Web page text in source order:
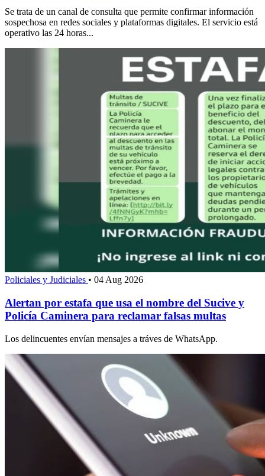
Se trata de un canal de consulta que permite confirmar información
sospechosa en redes sociales y plataformas digitales. El servicio está
operativo las 24 horas...
Policiales y Judiciales • 04 Aug 2026
Alertan por estafa que usa el nombre del Sucive y
Policía Caminera para reclamar falsas multas
Los delincuentes envían mensajes a tráves de WhatsApp.